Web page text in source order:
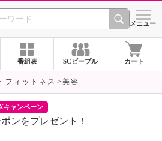
CHANNEL シメニュー
番組表 SCピープル カート
フィットネス 美容
ゼント！